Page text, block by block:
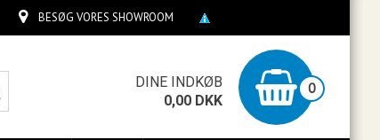
BESØG VORES SHOWROOM
DINE INDKØB 0
0,00 DKK